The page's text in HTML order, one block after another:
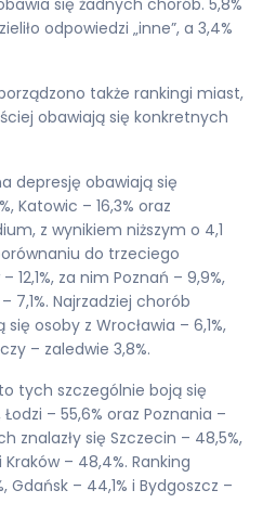
odpowiedzi „inne”, a 3,4%
także rankingi miast,
obawiają się konkretnych
depresję obawiają się
Katowic – 16,3% oraz
z wynikiem niższym o 4,1
do trzeciego
12,1%, za nim Poznań – 9,9%,
7,1%. Najrzadziej chorób
osoby z Wrocławia – 6,1%,
– zaledwie 3,8%.
tych szczególnie boją się
– 55,6% oraz Poznania –
znalazły się Szczecin – 48,5%,
– 48,4%. Ranking
– 44,1% i Bydgoszcz –